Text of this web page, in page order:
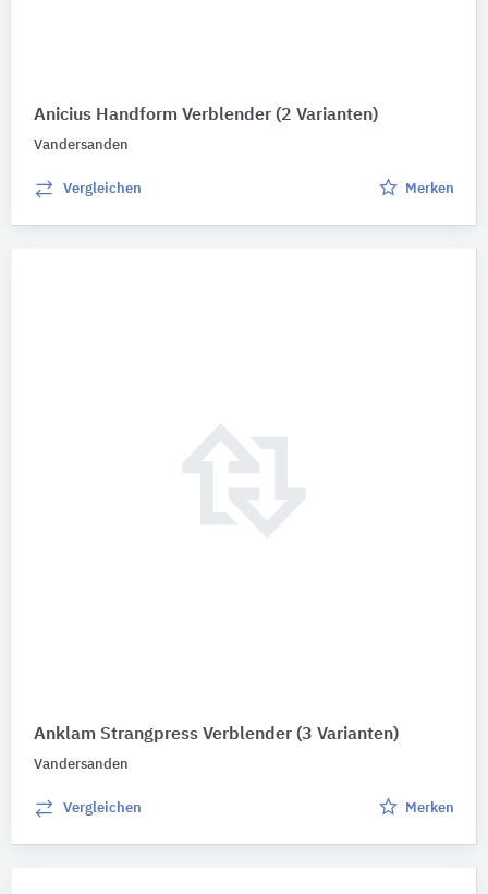
Anicius Handform Verblender (2 Varianten)
Vandersanden
Vergleichen Merken
Anklam Strangpress Verblender (3 Varianten)
Vandersanden
Vergleichen Merken